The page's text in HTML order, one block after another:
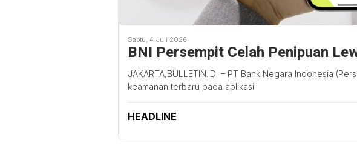
Sabtu, 4 Juli 2026
BNI Persempit Celah Penipuan
JAKARTA,BULLETIN.ID – PT Bank Negara Indonesia
keamanan terbaru pada aplikasi
HEADLINE